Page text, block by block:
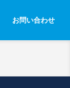
お問い合わせ